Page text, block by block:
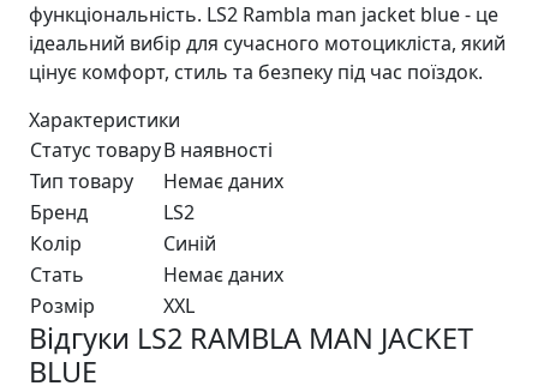
функціональність. LS2 Rambla man jacket blue - це
ідеальний вибір для сучасного мотоцикліста, який
цінує комфорт, стиль та безпеку під час поїздок.
Характеристики
Статус товаруВ наявності
Тип товару
Немає даних
Бренд
LS2
Колір
Синій
Стать
Немає даних
Розмір
XXL
Відгуки LS2 RAMBLA MAN JACKET
BLUE